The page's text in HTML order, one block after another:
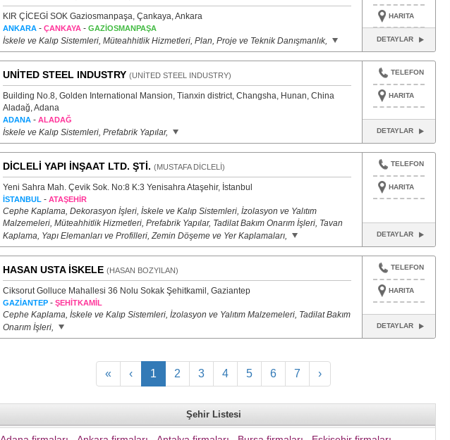
KIR ÇİCEGİ SOK Gaziosmanpaşa, Çankaya, Ankara
ANKARA- ÇANKAYA- GAZİOSMANPAŞA
İskele ve Kalıp Sistemleri, Müteahhitlik Hizmetleri, Plan, Proje ve Teknik Danışmanlık,
HARITA
DETAYLAR
UNİTED STEEL INDUSTRY (UNİTED STEEL INDUSTRY)
Building No.8, Golden International Mansion, Tianxin district, Changsha, Hunan, China
Aladağ, Adana
ADANA- ALADAĞ
İskele ve Kalıp Sistemleri, Prefabrik Yapılar,
TELEFON
HARITA
DETAYLAR
DİCLELİ YAPI İNŞAAT LTD. ŞTİ. (MUSTAFA DİCLELİ)
Yeni Sahra Mah. Çevik Sok. No:8 K:3 Yenisahra Ataşehir, İstanbul
İSTANBUL- ATAŞEHİR
Cephe Kaplama, Dekorasyon İşleri, İskele ve Kalıp Sistemleri, İzolasyon ve Yalıtım
Malzemeleri, Müteahhitlik Hizmetleri, Prefabrik Yapılar, Tadilat Bakım Onarım İşleri, Tavan
Kaplama, Yapı Elemanları ve Profilleri, Zemin Döşeme ve Yer Kaplamaları,
TELEFON
HARITA
DETAYLAR
HASAN USTA İSKELE (HASAN BOZYILAN)
Ciksorut Golluce Mahallesi 36 Nolu Sokak Şehitkamil, Gaziantep
GAZİANTEP- ŞEHİTKAMİL
Cephe Kaplama, İskele ve Kalıp Sistemleri, İzolasyon ve Yalıtım Malzemeleri, Tadilat Bakım
Onarım İşleri,
TELEFON
HARITA
DETAYLAR
« ‹ 1 2 3 4 5 6 7 ›
Şehir Listesi